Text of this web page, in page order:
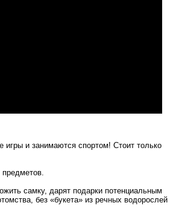
и занимаются спортом! Стоит только
самку, дарят подарки потенциальным
без «букета» из речных водорослей